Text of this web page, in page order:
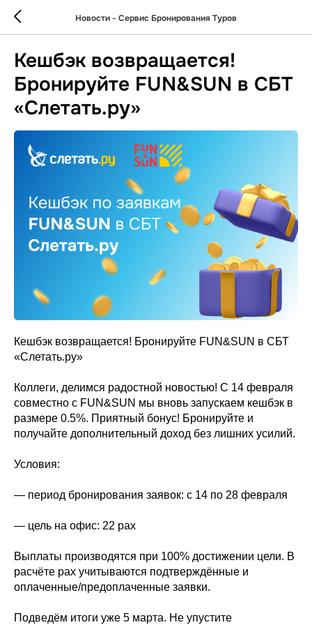
Новости - Сервис Бронирования Туров
Кешбэк возвращается!
Бронируйте FUN&SUN в СБТ
«Слетать.ру»
Кешбэк возвращается! Бронируйте FUN&SUN в СБТ
«Слетать.ру»
Коллеги, делимся радостной новостью! С 14 февраля
совместно с FUN&SUN мы вновь запускаем кешбэк в
размере 0.5%. Приятный бонус! Бронируйте и
получайте дополнительный доход без лишних усилий.
Условия:
— период бронирования заявок: с 14 по 28 февраля
— цель на офис: 22 pax
Выплаты производятся при 100% достижении цели. В
расчёте рах учитываются подтверждённые и
оплаченные/предоплаченные заявки.
Подведём итоги уже 5 марта. Не упустите